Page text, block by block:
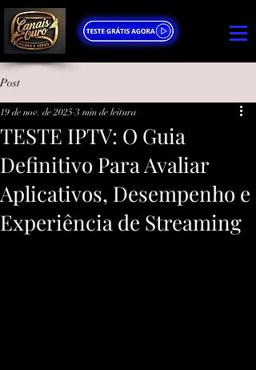
Post
TESTE IPTV: O Guia
Definitivo Para Avaliar
Aplicativos, Desempenho e
Experiência de Streaming
19 de nov. de 2025 3 min de leitura